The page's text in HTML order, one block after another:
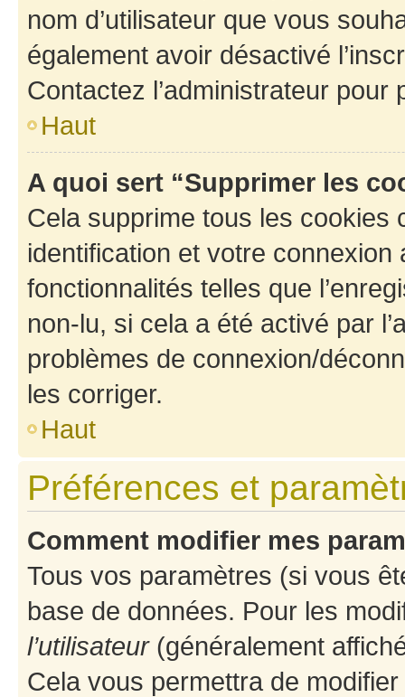
nom d’utilisateur que vous
également avoir désactivé
Contactez l’administrateur
Haut
A quoi sert “Supprimer les
Cela supprime tous les cookies
identification et votre
fonctionnalités telles que
non-lu, si cela a été activé par
problèmes de connexion/
les corriger.
Haut
Préférences et
Comment modifier mes
Tous vos paramètres (si vous
base de données. Pour les
l’utilisateur(généralement
Cela vous permettra de